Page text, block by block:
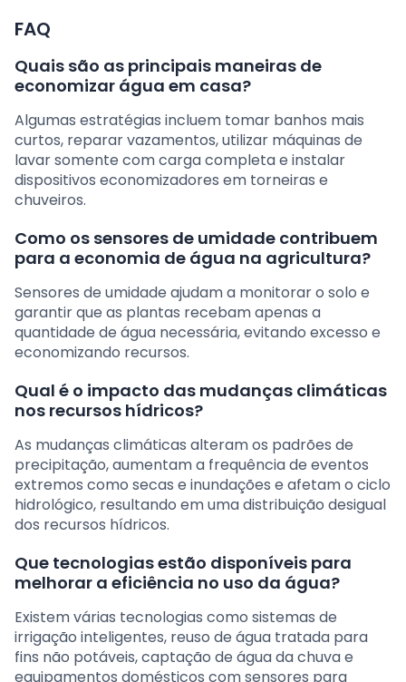
FAQ
Quais são as principais maneiras de
economizar água em casa?
Algumas estratégias incluem tomar banhos mais
curtos, reparar vazamentos, utilizar máquinas de
lavar somente com carga completa e instalar
dispositivos economizadores em torneiras e
chuveiros.
Como os sensores de umidade contribuem
para a economia de água na agricultura?
Sensores de umidade ajudam a monitorar o solo e
garantir que as plantas recebam apenas a
quantidade de água necessária, evitando excesso e
economizando recursos.
Qual é o impacto das mudanças climáticas
nos recursos hídricos?
As mudanças climáticas alteram os padrões de
precipitação, aumentam a frequência de eventos
extremos como secas e inundações e afetam o ciclo
hidrológico, resultando em uma distribuição desigual
dos recursos hídricos.
Que tecnologias estão disponíveis para
melhorar a eficiência no uso da água?
Existem várias tecnologias como sistemas de
irrigação inteligentes, reuso de água tratada para
fins não potáveis, captação de água da chuva e
equipamentos domésticos com sensores para